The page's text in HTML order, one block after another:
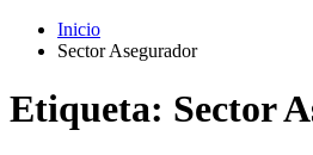
Inicio
Sector Asegurador
Etiqueta: Sector